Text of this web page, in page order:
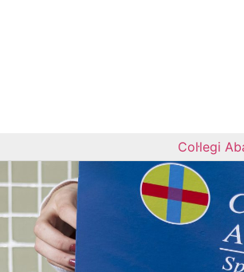
Col·legi